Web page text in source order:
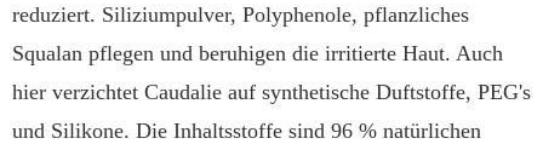
reduziert. Siliziumpulver, Polyphenole, pflanzliches
Squalan pflegen und beruhigen die irritierte Haut. Auch
hier verzichtet Caudalie auf synthetische Duftstoffe, PEG's
und Silikone. Die Inhaltsstoffe sind 96 % natürlichen